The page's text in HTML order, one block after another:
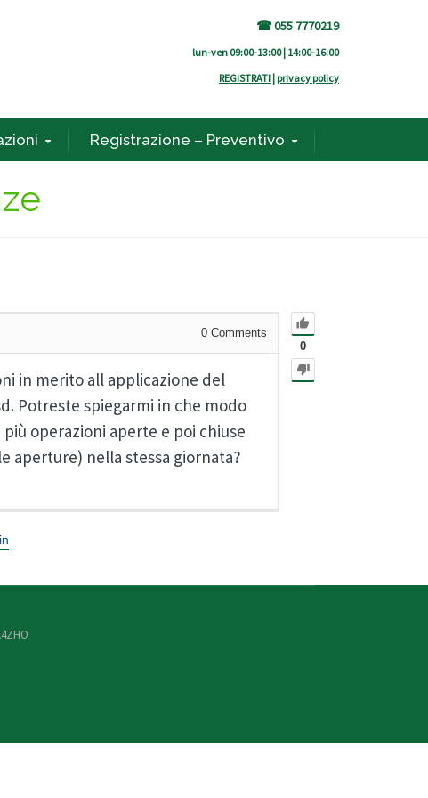
☎ 055 7770219
lun-ven 09:00-13:00 | 14:00-16:00
REGISTRATI | privacy policy
Registrazione – Preventivo
0
0 Comments
in merito all applicazione del
Potreste spiegarmi in che modo
operazioni aperte e poi chiuse
aperture) nella stessa giornata?